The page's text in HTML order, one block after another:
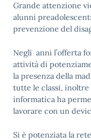
Grande attenzione
alunni
prevenzione del
Negli anni l’offerta
attività di
la presenza della
tutte le classi, inoltre
informatica ha
lavorare con un
Si è potenziata la